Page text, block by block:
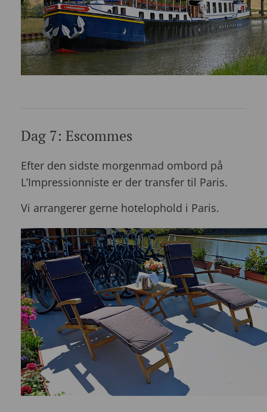
Dag 7: Escommes
Efter den sidste morgenmad ombord på
L’Impressionniste er der transfer til Paris.
Vi arrangerer gerne hotelophold i Paris.